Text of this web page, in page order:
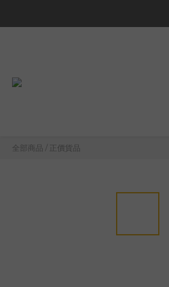
全部商品 / 正價貨品